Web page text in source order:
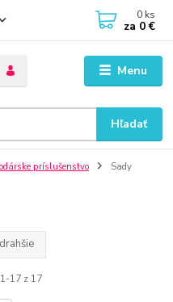
Menu
Hľadať
0 ks
za 0 €
príslušenstvo Sady
17 z 17